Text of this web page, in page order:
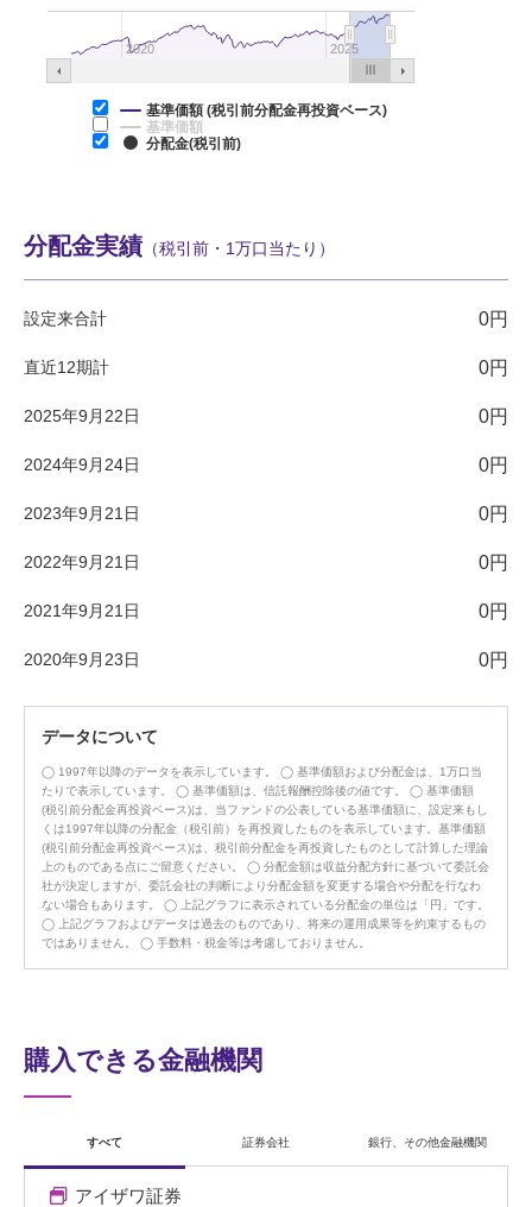
2020 2025
基準価額 (税引前分配金再投資ベース)
基準価額
分配金(税引前)
分配金実績（税引前・1万口当たり）
設定来合計 0円
直近12期計 0円
2025年9月22日 0円
2024年9月24日 0円
2023年9月21日 0円
2022年9月21日 0円
2021年9月21日 0円
2020年9月23日 0円
データについて
1997年以降のデータを表示しています。
基準価額および分配金は、1万口当
たりで表示しています。
基準価額は、信託報酬控除後の値です。
基準価額
(税引前分配金再投資ベース)は、当ファンドの公表している基準価額に、設定来もし
くは1997年以降の分配金（税引前）を再投資したものを表示しています。基準価額
(税引前分配金再投資ベース)は、税引前分配金を再投資したものとして計算した理論
上のものである点にご留意ください。
分配金額は収益分配方針に基づいて委託会
社が決定しますが、委託会社の判断により分配金額を変更する場合や分配を行なわ
ない場合もあります。
上記グラフに表示されている分配金の単位は「円」です。
上記グラフおよびデータは過去のものであり、将来の運用成果等を約束するもの
ではありません。
手数料・税金等は考慮しておりません。
購入できる金融機関
すべて 証券会社 銀行、その他金融機関
アイザワ証券